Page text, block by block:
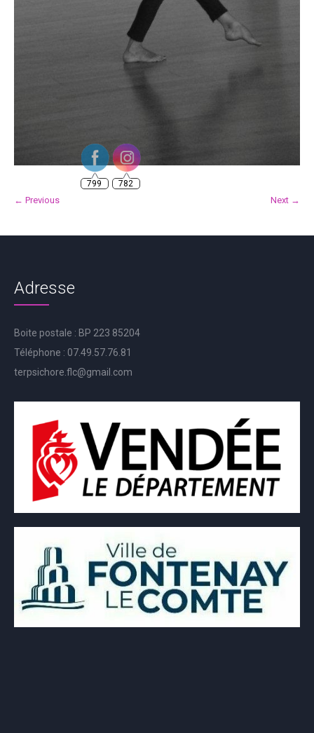
← Previous Next →
Adresse
Boite postale : BP 223 85204
Téléphone : 07.49.57.76.81
terpsichore.flc@gmail.com
782